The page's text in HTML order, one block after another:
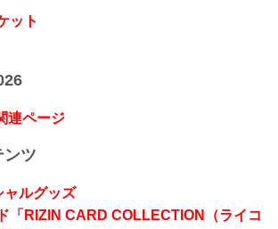
ット
連ページ
ンツ
ルグッズ
「RIZIN CARD COLLECTION（ライコ